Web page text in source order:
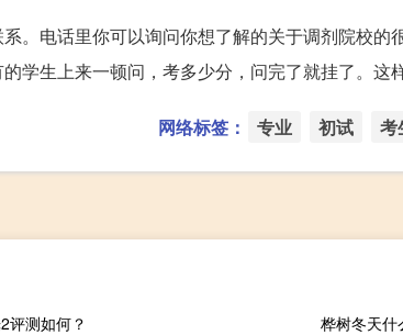
。电话里你可以询问你想了解的关于调剂院校
学生上来一顿问，考多少分，问完了就挂了。这
网络标签： 专业 初试 考
评测如何？
桦树冬天什